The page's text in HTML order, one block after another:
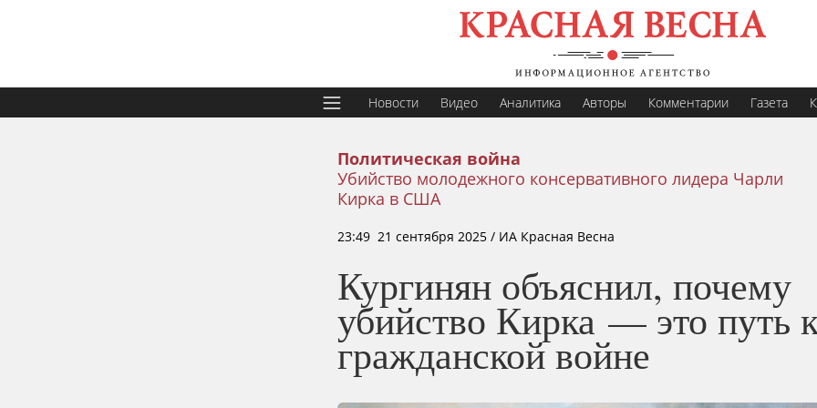
Новости Видео Аналитика Авторы Комментарии Газета
Политическая война
Убийство молодежного консервативного лидера Чарли
Кирка в США
23:49 21 сентября 2025 / ИА Красная Весна
Кургинян объяснил, почему
убийство Кирка — это путь
гражданской войне